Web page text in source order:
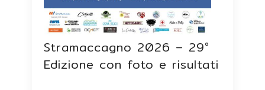
Stramaccagno 2026 – 29°
Edizione con foto e risultati